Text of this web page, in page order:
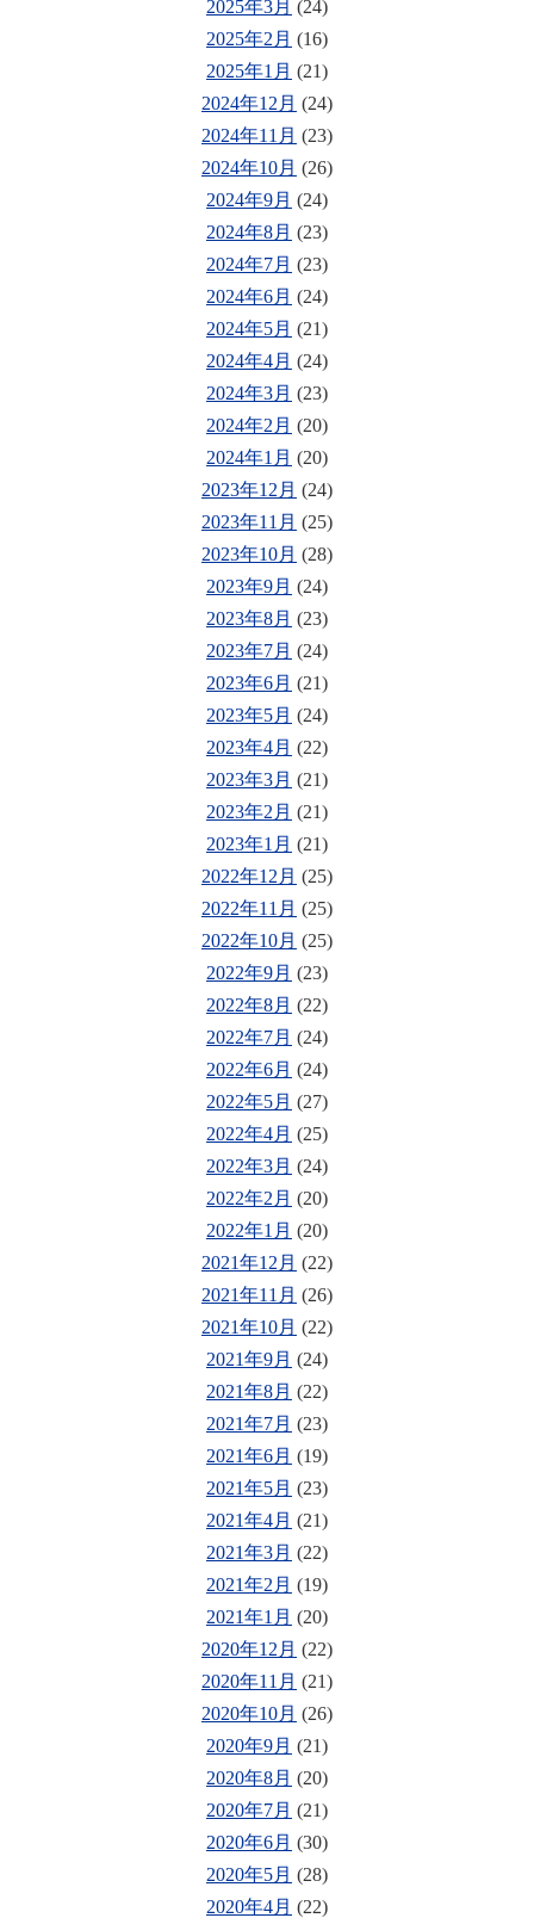
2025年3月 (24)
2025年2月 (16)
2025年1月 (21)
2024年12月 (24)
2024年11月 (23)
2024年10月 (26)
2024年9月 (24)
2024年8月 (23)
2024年7月 (23)
2024年6月 (24)
2024年5月 (21)
2024年4月 (24)
2024年3月 (23)
2024年2月 (20)
2024年1月 (20)
2023年12月 (24)
2023年11月 (25)
2023年10月 (28)
2023年9月 (24)
2023年8月 (23)
2023年7月 (24)
2023年6月 (21)
2023年5月 (24)
2023年4月 (22)
2023年3月 (21)
2023年2月 (21)
2023年1月 (21)
2022年12月 (25)
2022年11月 (25)
2022年10月 (25)
2022年9月 (23)
2022年8月 (22)
2022年7月 (24)
2022年6月 (24)
2022年5月 (27)
2022年4月 (25)
2022年3月 (24)
2022年2月 (20)
2022年1月 (20)
2021年12月 (22)
2021年11月 (26)
2021年10月 (22)
2021年9月 (24)
2021年8月 (22)
2021年7月 (23)
2021年6月 (19)
2021年5月 (23)
2021年4月 (21)
2021年3月 (22)
2021年2月 (19)
2021年1月 (20)
2020年12月 (22)
2020年11月 (21)
2020年10月 (26)
2020年9月 (21)
2020年8月 (20)
2020年7月 (21)
2020年6月 (30)
2020年5月 (28)
2020年4月 (22)